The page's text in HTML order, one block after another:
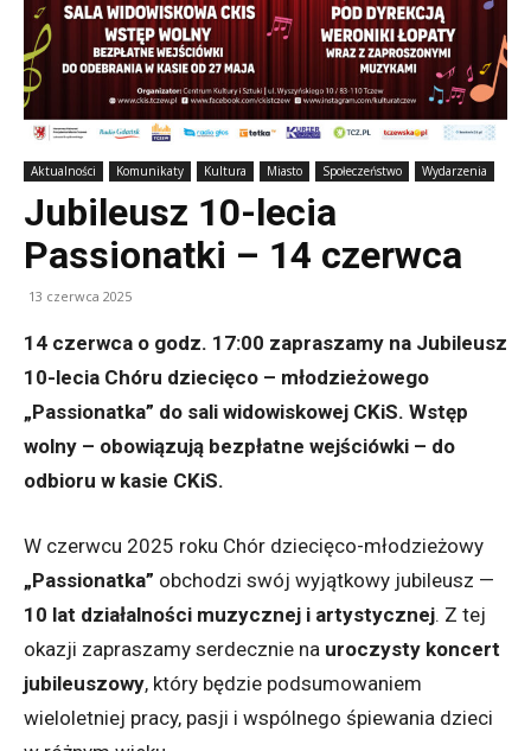
Aktualności Komunikaty Kultura Miasto Społeczeństwo Wydarzenia
Jubileusz 10-lecia
Passionatki – 14 czerwca
13 czerwca 2025
14 czerwca o godz. 17:00 zapraszamy na Jubileusz
10-lecia Chóru dziecięco – młodzieżowego
„Passionatka” do sali widowiskowej CKiS. Wstęp
wolny – obowiązują bezpłatne wejściówki – do
odbioru w kasie CKiS.
W czerwcu 2025 roku Chór dziecięco-młodzieżowy
„Passionatka” obchodzi swój wyjątkowy jubileusz —
10 lat działalności muzycznej i artystycznej. Z tej
okazji zapraszamy serdecznie na uroczysty koncert
jubileuszowy, który będzie podsumowaniem
wieloletniej pracy, pasji i wspólnego śpiewania dzieci